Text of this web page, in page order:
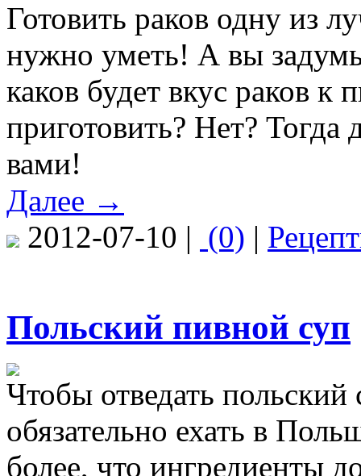
Готовить раков одну из
нужно уметь! А вы
каков будет вкус раков к
приготовить? Нет? Тогда
вами!
Далее →
2012-07-10 | (0) |
Польский пивной суп
Чтобы отведать польский
обязательно ехать в
более, что ингредиенты